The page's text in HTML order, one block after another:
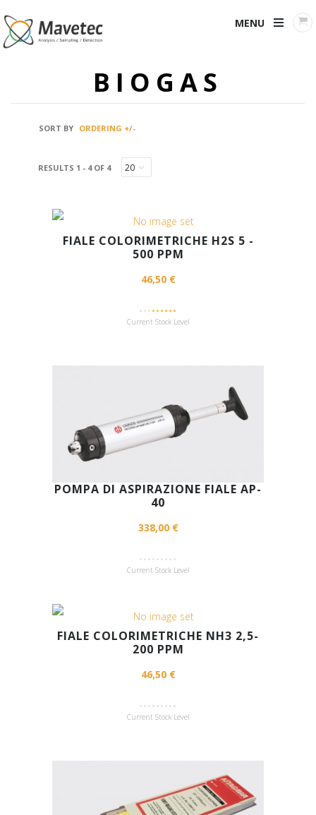
MENU
BIOGAS
SORT BY ORDERING +/-
RESULTS 1 - 4 OF 4
FIALE COLORIMETRICHE H2S 5 -
500 PPM
46,50 €
Current Stock Level
POMPA DI ASPIRAZIONE FIALE AP-
40
338,00 €
Current Stock Level
FIALE COLORIMETRICHE NH3 2,5-
200 PPM
46,50 €
Current Stock Level